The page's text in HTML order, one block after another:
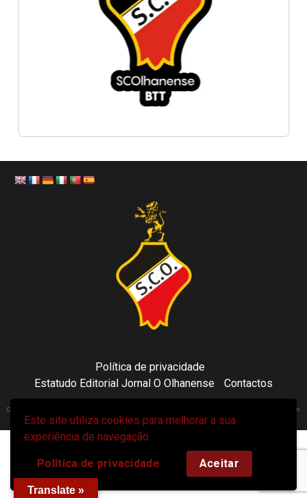
Este site utiliza cookies para melhorar a sua
experiência de navegação.
Política de privacidade Aceitar
Política de privacidade
Estatudo Editorial Jornal O Olhanense
Contactos
Copyright 2021 © Sporting Clube Olhanense - All rights reserved | Adapted by Tecni24.com | Hosted on
ToonsDomain.com |Newspherepor AF themes.
Translate »